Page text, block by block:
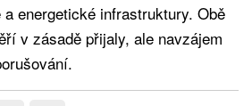
energetické infrastruktury. Obě
v zásadě přijaly, ale navzájem